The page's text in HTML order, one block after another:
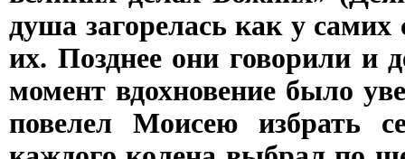
душа загорелась как у
их. Позднее они говорили и
момент вдохновение было
повелел Моисею избрать